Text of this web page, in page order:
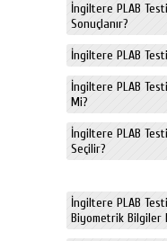
İngiltere PLAB
Sonuçlanır?
İngiltere PLAB
İngiltere PLAB
Mi?
İngiltere PLAB
Seçilir?
İngiltere PLAB
Biyometrik Bilgiler